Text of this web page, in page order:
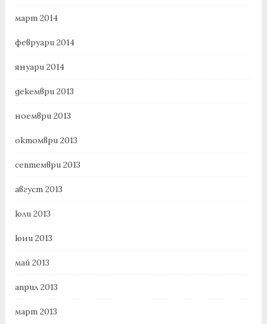
март 2014
февруари 2014
януари 2014
декември 2013
ноември 2013
октомври 2013
септември 2013
август 2013
юли 2013
юни 2013
май 2013
април 2013
март 2013